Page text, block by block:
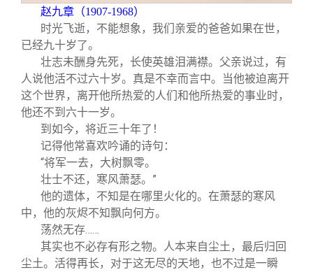
校友讲坛
校友视界
实用信息
总会章程
理事会名单
制度法规
联系我们
赵九章（1907-1968）
时光飞逝，不能想象，我们亲爱的爸爸如果在世，
已经九十岁了。
壮志未酬身先死，长使英雄泪满襟。父亲说过，有
人说他活不过六十岁。真是不幸而言中。当他被迫离开
这个世界，离开他所热爱的人们和他所热爱的事业时，
他还不到六十一岁。
到如今，将近三十年了！
记得他常喜欢吟诵的诗句：
“将军一去，大树飘零。
壮士不还，寒风萧瑟。”
他的遗体，不知是在哪里火化的。在萧瑟的寒风
中，他的灰烬不知飘向何方。
荡然无存……
其实也不必存有形之物。人本来自尘土，最后归回
尘土。活得再长，对于这无尽的天地，也不过是一瞬